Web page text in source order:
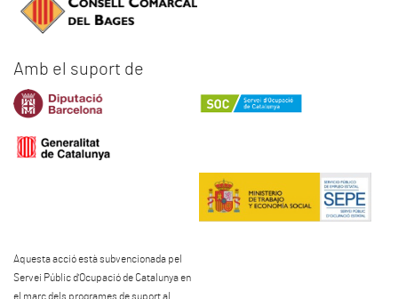
Amb el suport de
Aquesta acció està subvencionada pel
Servei Públic d'Ocupació de Catalunya en